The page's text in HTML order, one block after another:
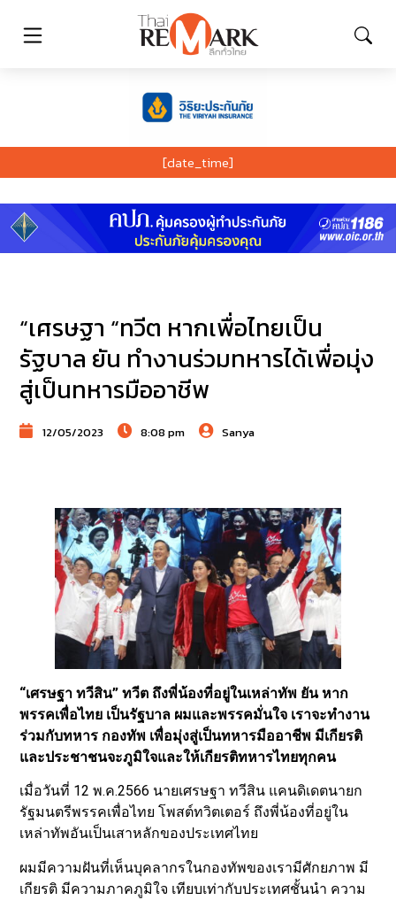
[date_time]
“เศรษฐา “ทวีต หากเพื่อไทยเป็น
รัฐบาล ยัน ทำงานร่วมทหารได้เพื่อมุ่ง
สู่เป็นทหารมืออาชีพ
12/05/2023 8:08 pm Sanya
“เศรษฐา ทวีสิน” ทวีต ถึงพี่น้องที่อยู่ในเหล่าทัพ ยัน หาก
พรรคเพื่อไทย เป็นรัฐบาล ผมและพรรคมั่นใจ เราจะทำงาน
ร่วมกับทหาร กองทัพ เพื่อมุ่งสู่เป็นทหารมืออาชีพ มีเกียรติ
และประชาชนจะภูมิใจและให้เกียรติทหารไทยทุกคน
เมื่อวันที่ 12 พ.ค.2566 นายเศรษฐา ทวีสิน แคนดิเดตนายก
รัฐมนตรีพรรคเพื่อไทย โพสต์ทวิตเตอร์ ถึงพี่น้องที่อยู่ใน
เหล่าทัพอันเป็นเสาหลักของประเทศไทย
ผมมีความฝันที่เห็นบุคลากรในกองทัพของเรามีศักยภาพ มี
เกียรติ มีความภาคภูมิใจ เทียบเท่ากับประเทศชั้นนำ ความ